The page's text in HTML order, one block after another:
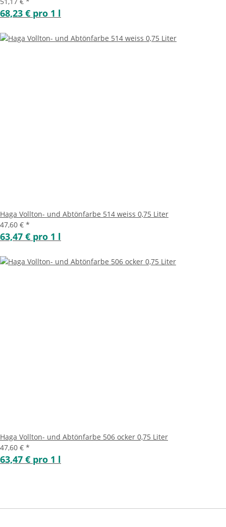
68,23 € pro 1 l
Haga Vollton- und Abtönfarbe 514 weiss 0,75 Liter
47,60 € *
63,47 € pro 1 l
Haga Vollton- und Abtönfarbe 506 ocker 0,75 Liter
47,60 € *
63,47 € pro 1 l